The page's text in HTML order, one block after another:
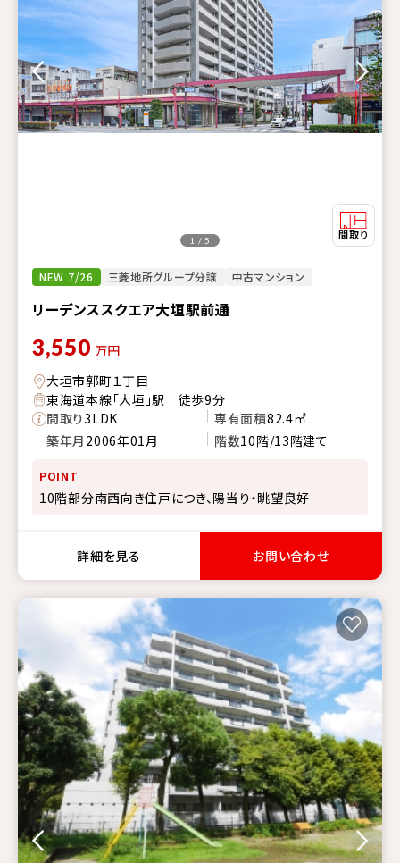
NEW 7/26 三菱地所グループ分譲 中古マンション
リーデンススクエア大垣駅前通
1 / 5
3,550 万円
大垣市郭町１丁目
東海道本線「大垣」駅 徒歩9分
間取り3LDK 専有面積82.4㎡
築年月 2006年01月 階数10階/13階建て
POINT
10階部分南西向き住戸につき、陽当り・眺望良好
詳細を見る お問い合わせ